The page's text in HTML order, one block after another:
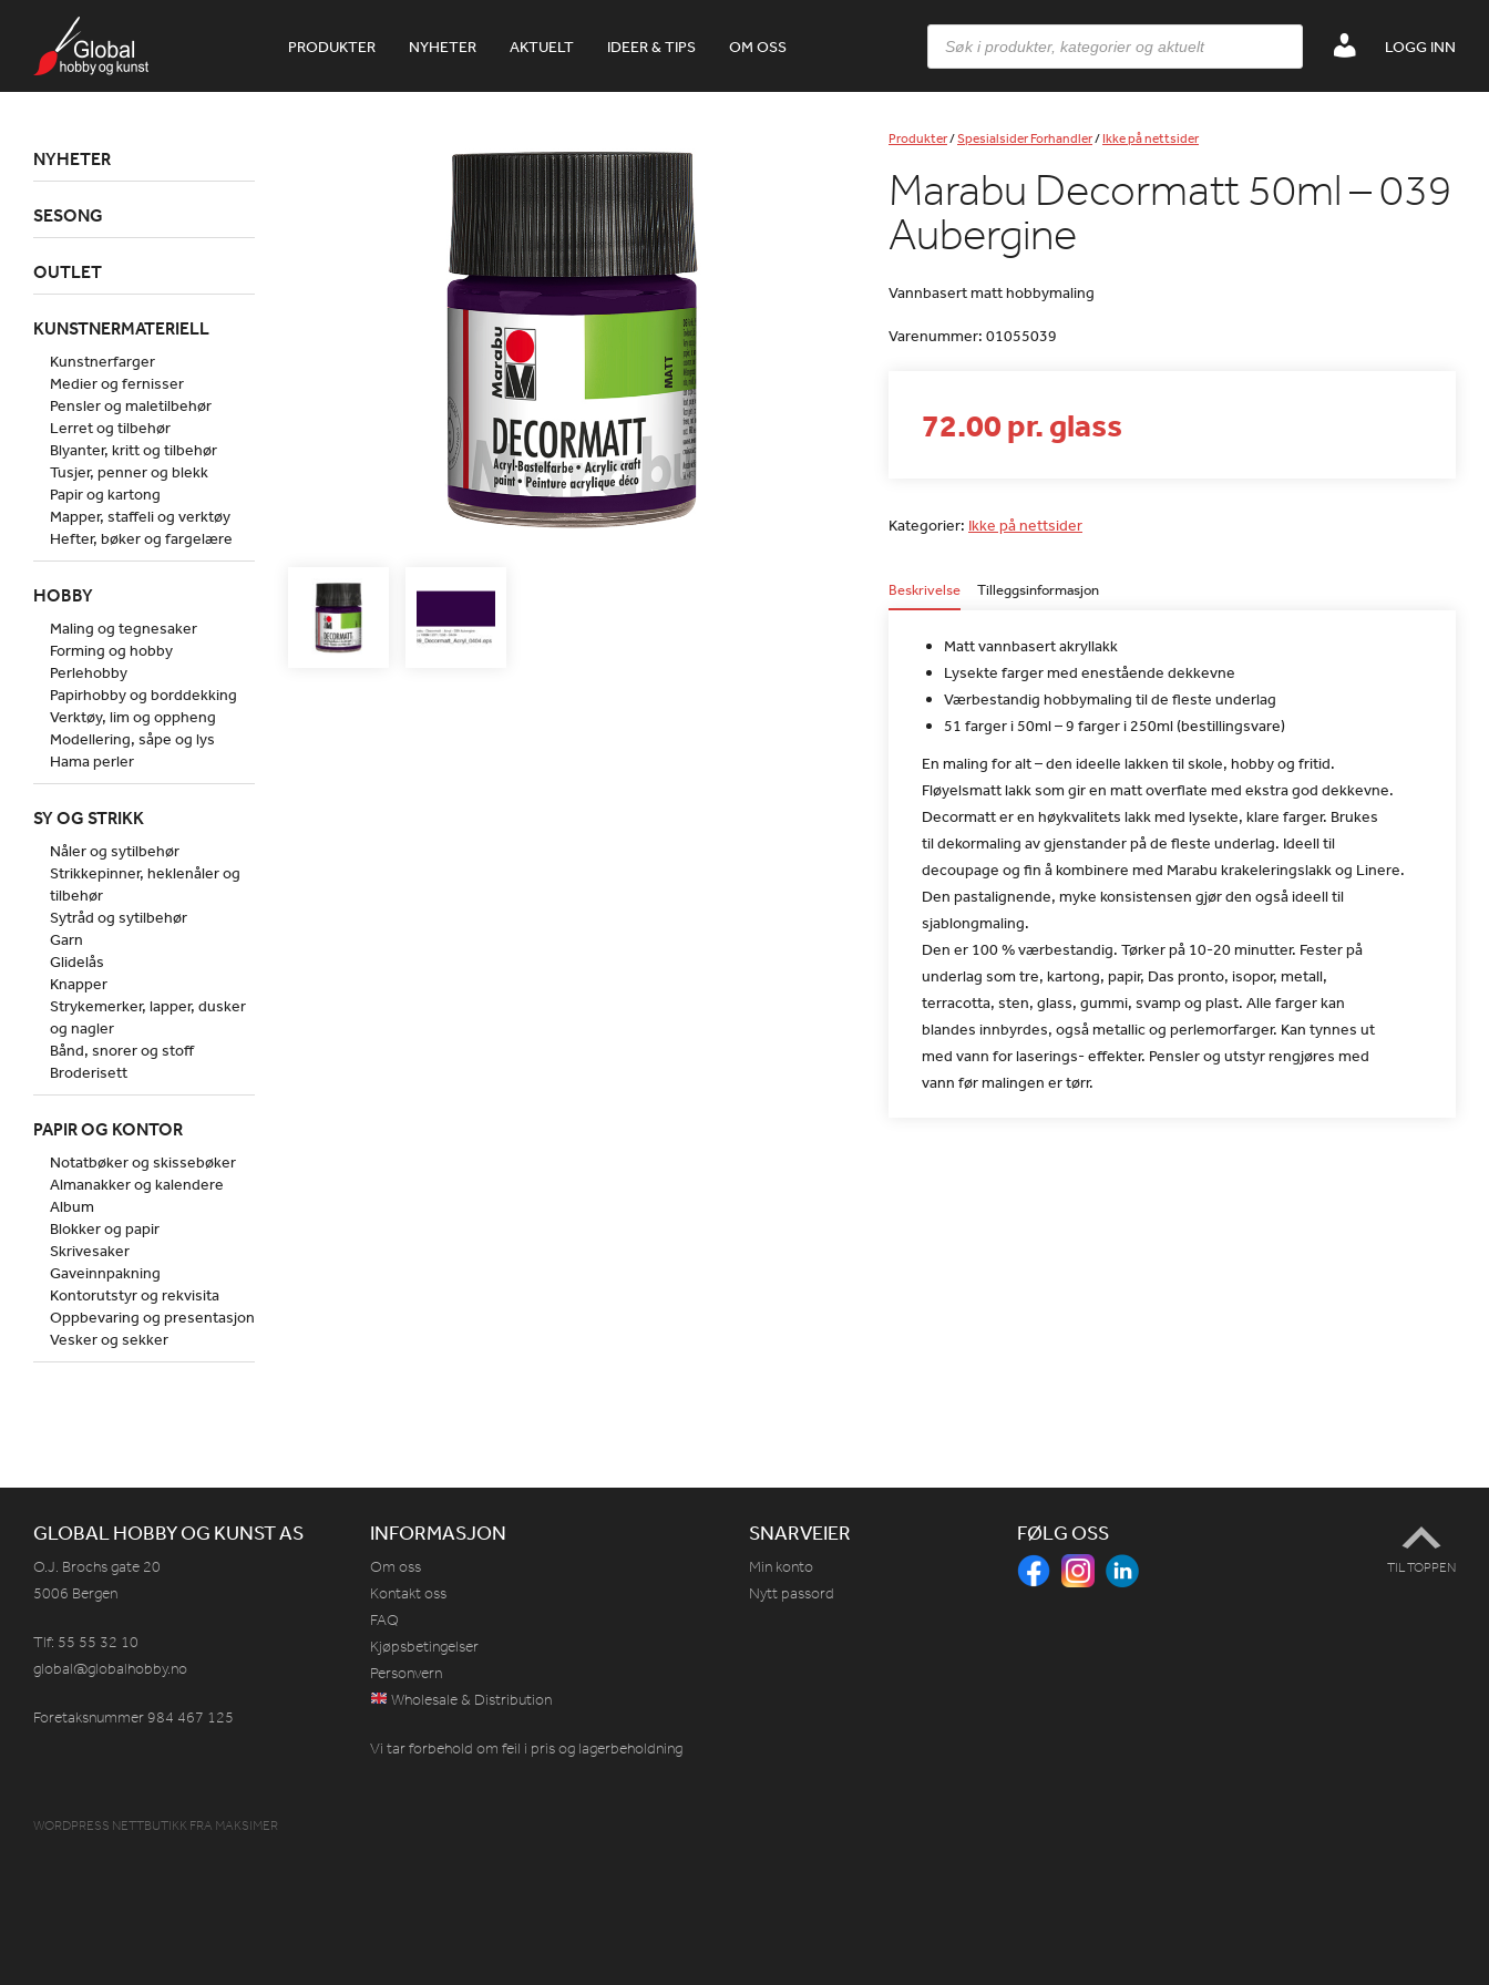
PRODUKTER NYHETER AKTUELT IDEER & TIPS OM OSS LOGG INN
Products
search
Produkter/Spesialsider Forhandler/Ikke på nettsider
Marabu Decormatt 50ml – 039
Aubergine
Vannbasert matt hobbymaling
Varenummer: 01055039
72.00 pr. glass
Kategorier: Ikke på nettsider
Beskrivelse Tilleggsinformasjon
Matt vannbasert akryllakk
Lysekte farger med enestående dekkevne
Værbestandig hobbymaling til de fleste underlag
51 farger i 50ml – 9 farger i 250ml (bestillingsvare)
En maling for alt – den ideelle lakken til skole, hobby og fritid.
Fløyelsmatt lakk som gir en matt overflate med ekstra god dekkevne.
Decormatt er en høykvalitets lakk med lysekte, klare farger. Brukes
til dekormaling av gjenstander på de fleste underlag. Ideell til
decoupage og fin å kombinere med Marabu krakeleringslakk og Linere.
Den pastalignende, myke konsistensen gjør den også ideell til
sjablongmaling.
Den er 100 % værbestandig. Tørker på 10-20 minutter. Fester på
underlag som tre, kartong, papir, Das pronto, isopor, metall,
terracotta, sten, glass, gummi, svamp og plast. Alle farger kan
blandes innbyrdes, også metallic og perlemorfarger. Kan tynnes ut
med vann for laserings- effekter. Pensler og utstyr rengjøres med
vann før malingen er tørr.
NYHETER
SESONG
OUTLET
KUNSTNERMATERIELL
Kunstnerfarger
Medier og fernisser
Pensler og maletilbehør
Lerret og tilbehør
Blyanter, kritt og tilbehør
Tusjer, penner og blekk
Papir og kartong
Mapper, staffeli og verktøy
Hefter, bøker og fargelære
HOBBY
Maling og tegnesaker
Forming og hobby
Perlehobby
Papirhobby og borddekking
Verktøy, lim og oppheng
Modellering, såpe og lys
Hama perler
SY OG STRIKK
Nåler og sytilbehør
Strikkepinner, heklenåler og
tilbehør
Sytråd og sytilbehør
Garn
Glidelås
Knapper
Strykemerker, lapper, dusker
og nagler
Bånd, snorer og stoff
Broderisett
PAPIR OG KONTOR
Notatbøker og skissebøker
Almanakker og kalendere
Album
Blokker og papir
Skrivesaker
Gaveinnpakning
Kontorutstyr og rekvisita
Oppbevaring og presentasjon
Vesker og sekker
GLOBAL HOBBY OG KUNST AS
O.J. Brochs gate 20
5006 Bergen
Tlf: 55 55 32 10
global@globalhobby.no
Foretaksnummer 984 467 125
INFORMASJON
Om oss
Kontakt oss
FAQ
Kjøpsbetingelser
Personvern
Wholesale & Distribution
Vi tar forbehold om feil i pris og lagerbeholdning
SNARVEIER
Min konto
Nytt passord
FØLG OSS
TIL TOPPEN
WORDPRESS NETTBUTIKK FRA MAKSIMER